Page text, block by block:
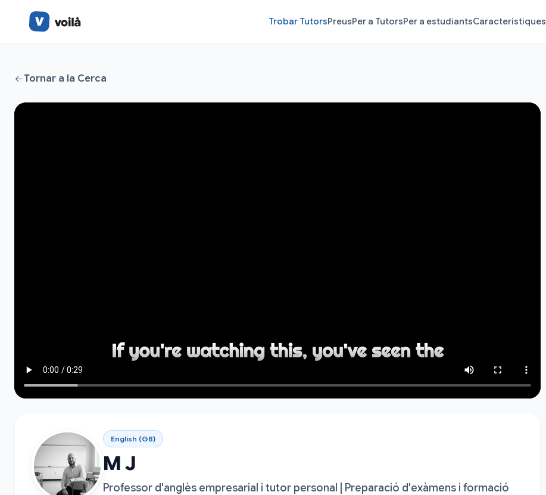
Trobar TutorsPreusPer a TutorsPer a estudiantsCaracterístiques
Tornar a la Cerca
English (GB)
M J
Professor d'anglès empresarial i tutor personal | Preparació d'exàmens i formació